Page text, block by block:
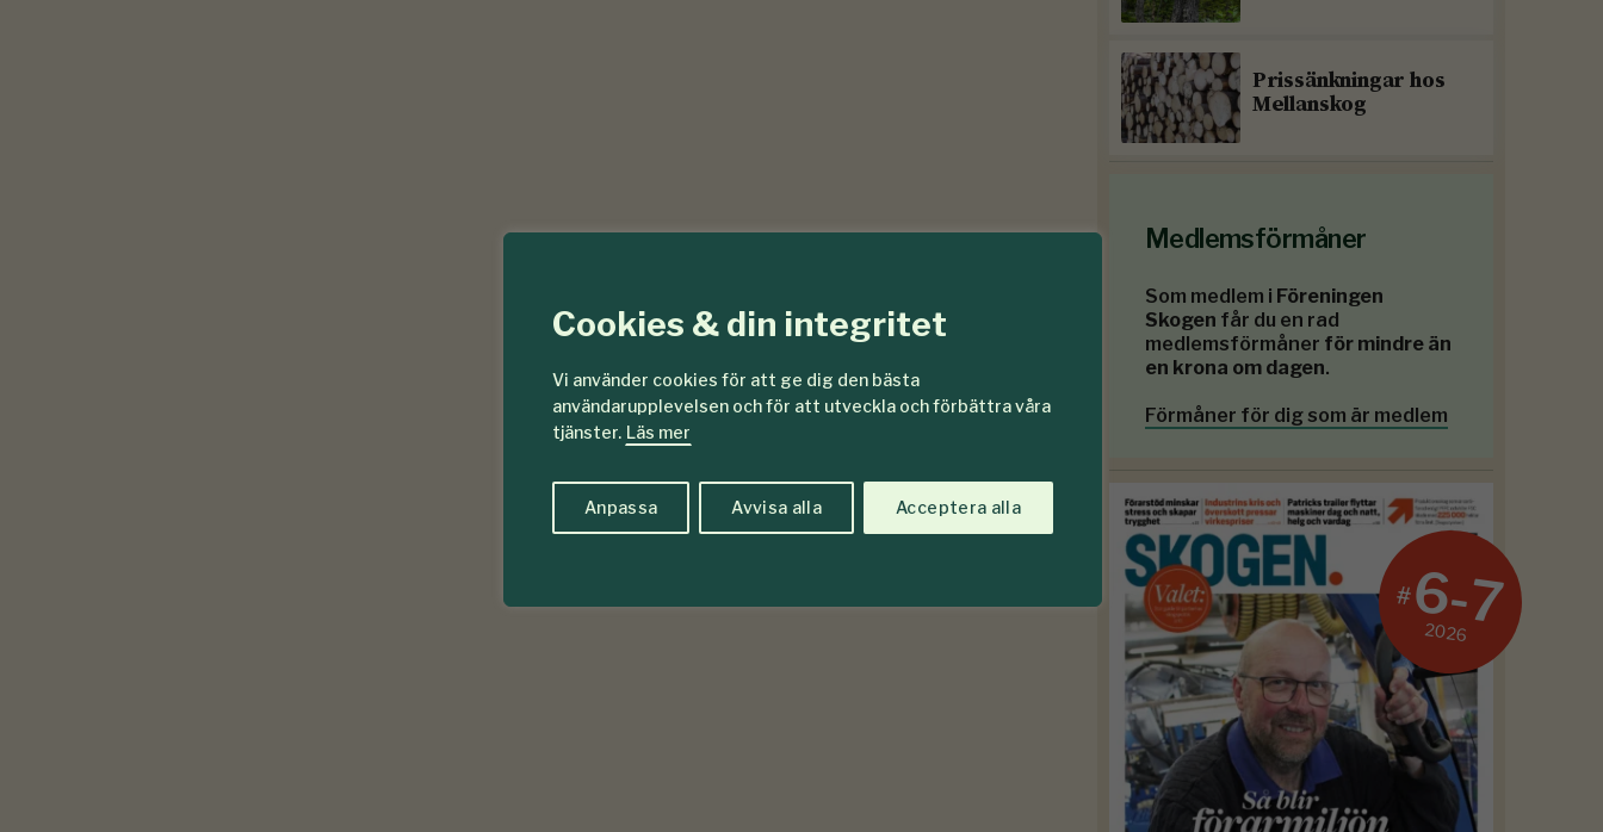
Cookies & din integritet
Vi använder cookies för att ge dig den bästa
användarupplevelsen och för att utveckla och förbättra våra
tjänster. Läs mer
Anpassa Avvisa alla Acceptera alla
Prissänkningar hos
Mellanskog
Medlemsförmåner
Som medlem i Föreningen
Skogen får du en rad
medlemsförmåner för mindre än
en krona om dagen.
Förmåner för dig som är medlem
#6-7
2026